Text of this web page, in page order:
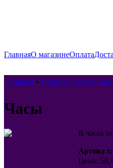
ГлавнаяО магазинеОплата
Главная » Подарки и сувениры
Часы
В часах
Артикул:
Цена: